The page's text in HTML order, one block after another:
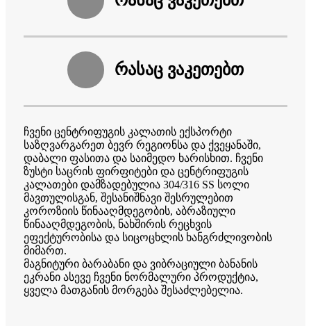
რასაც ვაკეთებთ
ჩვენი ცენტრიფუგის კალათის ექსპორტი
საზღვარგარეთ ბევრ რეგიონსა და ქვეყანაში,
დაბალი ფასითა და საიმედო ხარისხით. ჩვენი
ზუსტი საცრის ფირფიტები და ცენტრიფუგის
კალათები დამზადებულია 304/316 SS სოლი
მავთულისგან, შესანიშნავი შესრულებით
კოროზიის წინააღმდეგობის, აბრაზიული
წინააღმდეგობის, ნახშირის რეცხვის
ეფექტურობისა და სიცოცხლის ხანგრძლივობის
მიმართ.
მაგნიტური ბარაბანი და ვიბრაციული ბანანის
ეკრანი ასევე ჩვენი ნორმალური პროდუქტია,
ყველა მათგანის მორგება შესაძლებელია.